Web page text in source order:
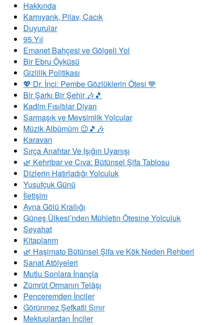
Hakkında
Karnıyarık, Pilav, Cacık
Duyurular
95.Yıl
Emanet Bahçesi ve Gölgeli Yol
Bir Ebru Öyküsü
Gizlilik Politikası
💖 Dr. İnci: Pembe Gözlüklerin Ötesi 💙
Bir Şarkı Bir Şehir 🎶🎵
Kadim Fısıltılar Diyarı
Sarmaşık ve Mevsimlik Yolcular
Müzik Albümüm 😉🎵🎶
Karavan
Sırça Anahtar Ve Işığın Uyanışı
​🌿 Kehribar ve Cıva: Bütünsel Şifa Tablosu
Dizlerin Hatırladığı Yolculuk
Yusufçuk Günü
İletişim
Ayna Gölü Krallığı
Güneş Ülkesi’nden Mühletin Ötesine Yolculuk
Seyahat
Kitaplarım
🌿 Haşimato Bütünsel Şifa ve Kök Neden Rehberi
Sanat Atölyeleri
Mutlu Sonlara İnançla
Zümrüt Ormanın Telâşı
Penceremden İnciler
Görünmez Şefkatli Sınır
Mektuplardan İnciler